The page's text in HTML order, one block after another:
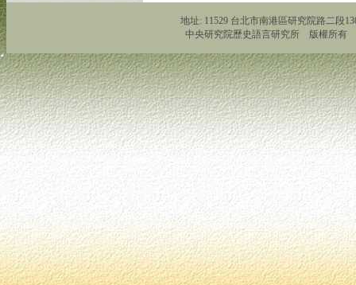
地址: 11529 台北市南港區研究院路二段
中央研究院歷史語言研究所 版權所有